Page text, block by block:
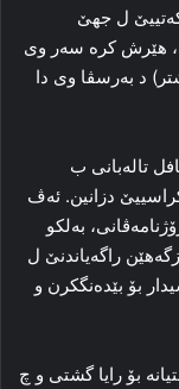
ل جهێ
هێرش كرە سەر وی
د بەرسڤا وی دا
تالەبانی ب
دزانین. ئەڤ
بەلكو
راگەیاندنێ ل
بۆ بێدەنگكرن و
بۆ رایا گشتی و چ